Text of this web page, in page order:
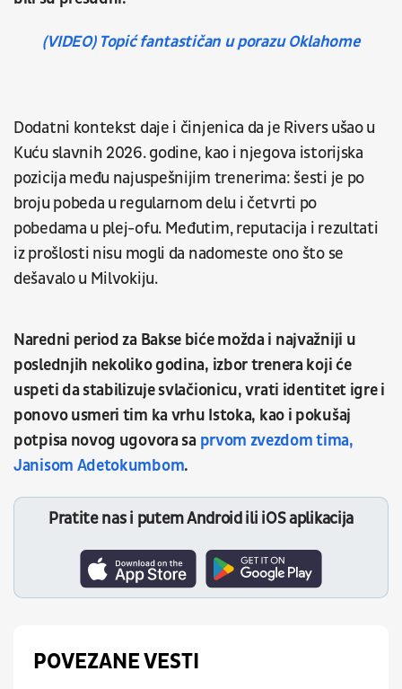
(VIDEO) Topić fantastičan u porazu Oklahome
Dodatni kontekst daje i činjenica da je Rivers ušao u
Kuću slavnih 2026. godine, kao i njegova istorijska
pozicija među najuspešnijim trenerima: šesti je po
broju pobeda u regularnom delu i četvrti po
pobedama u plej-ofu. Međutim, reputacija i rezultati
iz prošlosti nisu mogli da nadomeste ono što se
dešavalo u Milvokiju.
Naredni period za Bakse biće možda i najvažniji u
poslednjih nekoliko godina, izbor trenera koji će
uspeti da stabilizuje svlačionicu, vrati identitet igre i
ponovo usmeri tim ka vrhu Istoka, kao i pokušaj
potpisa novog ugovora sa prvom zvezdom tima,
Janisom Adetokumbom.
Pratite nas i putem Android ili iOS aplikacija
POVEZANE VESTI